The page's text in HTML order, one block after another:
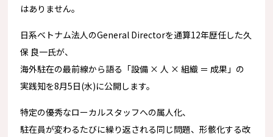
はありません。
日系ベトナム法人のGeneral Directorを通算12年歴任した久
保 良一氏が、
海外駐在の最前線から語る「設備 × 人 × 組織 ＝ 成果」の
実践知を8月5日(水)に公開します。
特定の優秀なローカルスタッフへの属人化、
駐在員が変わるたびに繰り返される同じ問題、形骸化する改